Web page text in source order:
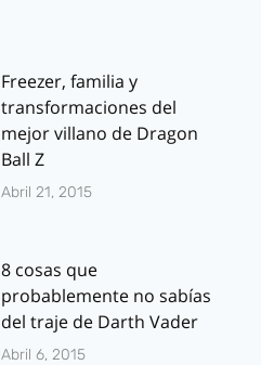
Freezer, familia y
transformaciones del
mejor villano de Dragon
Ball Z
Abril 21, 2015
8 cosas que
probablemente no sabías
del traje de Darth Vader
Abril 6, 2015